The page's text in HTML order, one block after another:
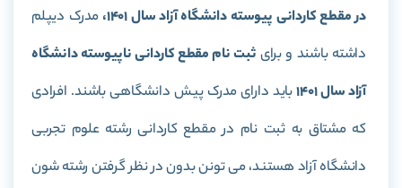
در مقطع کاردانی پیوسته دانشگاه آزاد سال 1401،
مدرک دیپلم
داشته باشند و برای ثبت نام مقطع کاردانی ناپیوسته دانشگاه
آزاد سال 1401
باید دارای مدرک پیش دانشگاهی باشند. افرادی
که مشتاق به ثبت نام در مقطع کاردانی رشته علوم تجربی
دانشگاه آزاد هستند، می‌ تونن بدون در نظر گرفتن رشته شون